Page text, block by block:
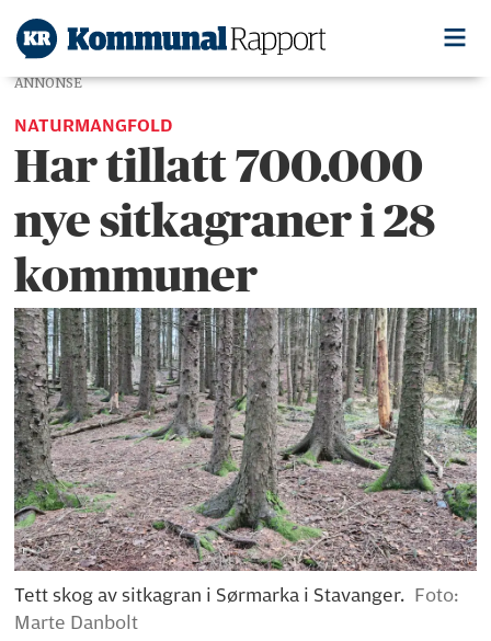
ANNONSE
NATURMANGFOLD
Har tillatt 700.000
nye sitkagraner i 28
kommuner
Tett skog av sitkagran i Sørmarka i Stavanger. Foto:
Marte Danbolt